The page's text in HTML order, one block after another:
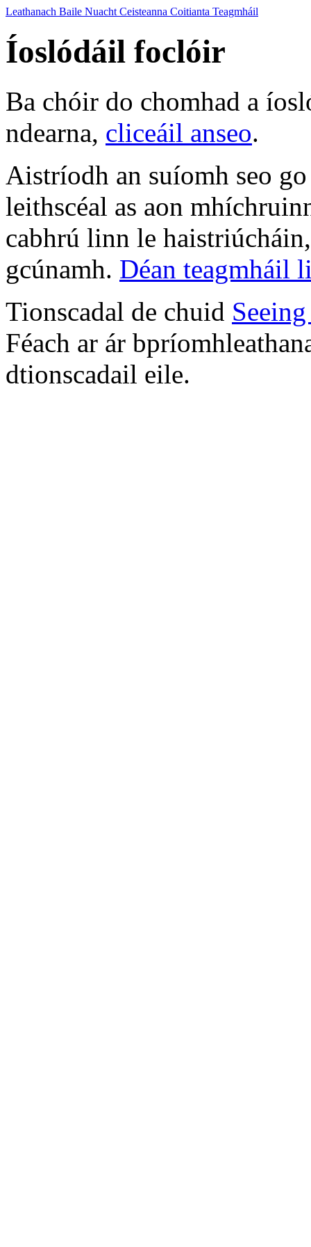
Leathanach Baile Nuacht Ceisteanna Coitianta Teagmháil
Íoslódáil foclóir
Ba chóir do chomhad a
ndearna, cliceáil anseo.
Aistríodh an suíomh seo
leithscéal as aon
cabhrú linn le
gcúnamh. Déan teagmháil
Tionscadal de chuid
Féach ar ár
dtionscadail eile.